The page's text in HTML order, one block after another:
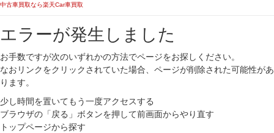
中古車買取なら楽天Car車買取
エラーが発生しました
お手数ですが次のいずれかの方法でページをお探しください。
なおリンクをクリックされていた場合、ページが削除された可能性があ
ります。
少し時間を置いてもう一度アクセスする
ブラウザの「戻る」ボタンを押して前画面からやり直す
トップページから探す